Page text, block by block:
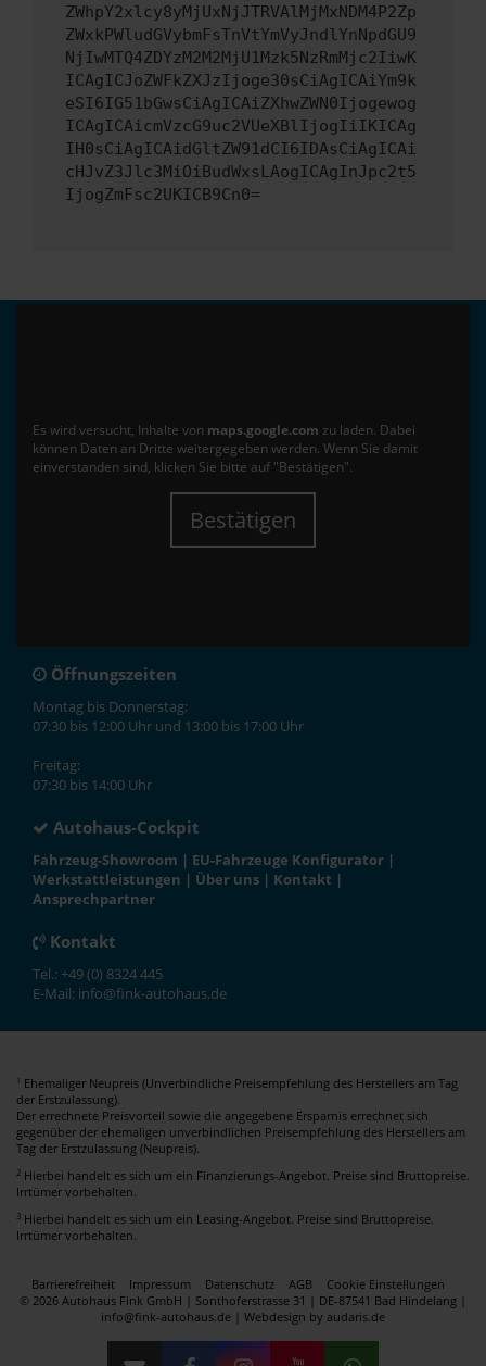
ZWhpY2xlcy8yMjUxNjJTRVAlMjMxNDM4P2Zp
ZWxkPWludGVybmFsTnVtYmVyJndlYnNpdGU9
NjIwMTQ4ZDYzM2M2MjU1Mzk5NzRmMjc2IiwK
ICAgICJoZWFkZXJzIjoge30sCiAgICAiYm9k
eSI6IG51bGwsCiAgICAiZXhwZWN0Ijogewog
ICAgICAicmVzcG9uc2VUeXBlIjogIiIKICAg
IH0sCiAgICAidGltZW91dCI6IDAsCiAgICAi
cHJvZ3Jlc3MiOiBudWxsLAogICAgInJpc2t5
IjogZmFsc2UKICB9Cn0=
Es wird versucht, Inhalte von maps.google.com zu laden. Dabei
können Daten an Dritte weitergegeben werden. Wenn Sie damit
einverstanden sind, klicken Sie bitte auf "Bestätigen".
Bestätigen
Öffnungszeiten
Montag bis Donnerstag:
07:30 bis 12:00 Uhr und 13:00 bis 17:00 Uhr
Freitag:
07:30 bis 14:00 Uhr
Autohaus-Cockpit
Fahrzeug-Showroom | EU-Fahrzeuge Konfigurator |
Werkstattleistungen | Über uns | Kontakt |
Ansprechpartner
Kontakt
Tel.: +49 (0) 8324 445
E-Mail: info@fink-autohaus.de
1 Ehemaliger Neupreis (Unverbindliche Preisempfehlung des Herstellers am Tag
der Erstzulassung).
Der errechnete Preisvorteil sowie die angegebene Ersparnis errechnet sich
gegenüber der ehemaligen unverbindlichen Preisempfehlung des Herstellers am
Tag der Erstzulassung (Neupreis).
2 Hierbei handelt es sich um ein Finanzierungs-Angebot. Preise sind Bruttopreise.
Irrtümer vorbehalten.
3 Hierbei handelt es sich um ein Leasing-Angebot. Preise sind Bruttopreise.
Irrtümer vorbehalten.
Barrierefreiheit Impressum Datenschutz AGB
Cookie Einstellungen
© 2026 Autohaus Fink GmbH | Sonthoferstrasse 31 | DE-87541 Bad Hindelang |
info@fink-autohaus.de | Webdesign by audaris.de